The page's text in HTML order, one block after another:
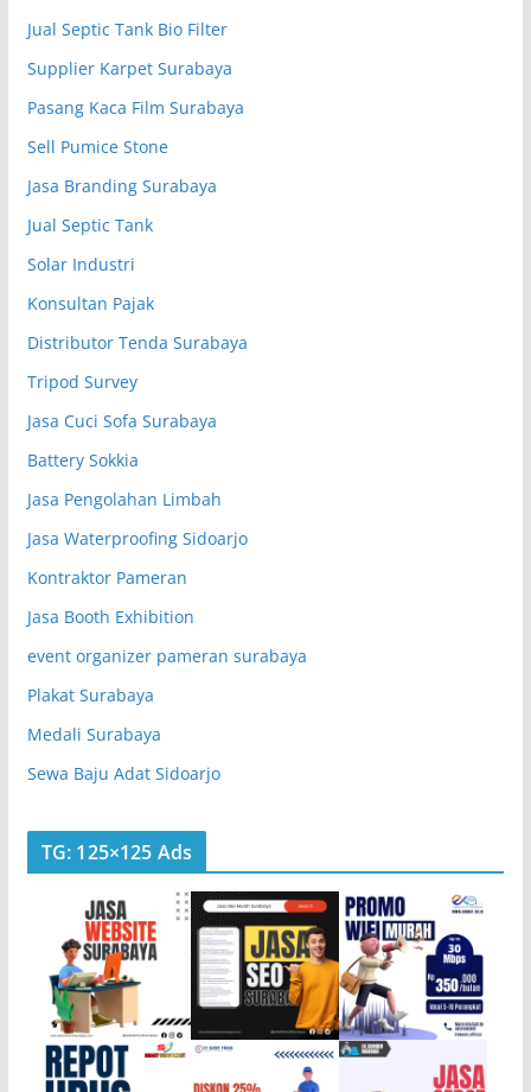
Jual Septic Tank Bio Filter
Supplier Karpet Surabaya
Pasang Kaca Film Surabaya
Sell Pumice Stone
Jasa Branding Surabaya
Jual Septic Tank
Solar Industri
Konsultan Pajak
Distributor Tenda Surabaya
Tripod Survey
Jasa Cuci Sofa Surabaya
Battery Sokkia
Jasa Pengolahan Limbah
Jasa Waterproofing Sidoarjo
Kontraktor Pameran
Jasa Booth Exhibition
event organizer pameran surabaya
Plakat Surabaya
Medali Surabaya
Sewa Baju Adat Sidoarjo
TG: 125×125 Ads